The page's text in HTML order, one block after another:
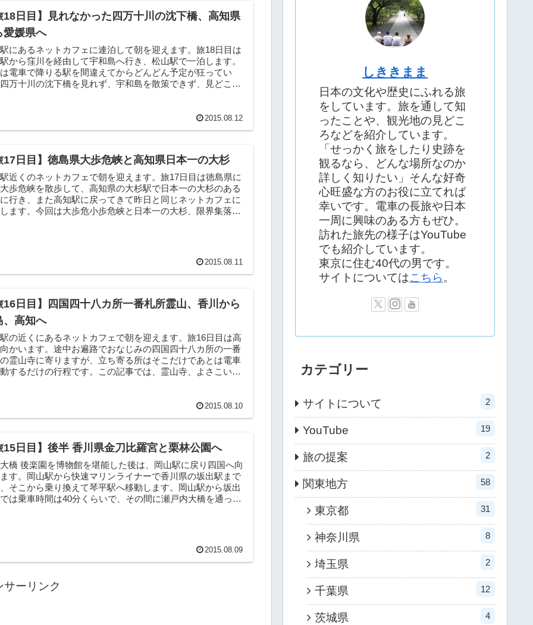
18日目】見れなかった四万十川の沈下橋、高知県
愛媛県へ
にあるネットカフェに連泊して朝を迎えます。旅18日目は
から窪川を経由して宇和島へ行き、松山駅で一泊します。
電車で降りる駅を間違えてからどんどん予定が狂ってい
万十川の沈下橋を見れず、宇和島を散策できず、見どころ
2015.08.12
17日目】徳島県大歩危峡と高知県日本一の大杉
近くのネットカフェで朝を迎えます。旅17日目は徳島県に
歩危峡を散歩して、高知県の大杉駅で日本一の大杉のある
行き、また高知駅に戻ってきて昨日と同じネットカフェに
ます。今回は大歩危小歩危峡と日本一の大杉、限界集落大
2015.08.11
16日目】四国四十八カ所一番札所霊山、香川から
、高知へ
の近くにあるネットカフェで朝を迎えます。旅16日目は高
かいます。途中お遍路でおなじみの四国四十八カ所の一番
霊山寺に寄りますが、立ち寄る所はそこだけであとは電車
するだけの行程です。この記事では、霊山寺、よさこい祭
2015.08.10
15日目】後半 香川県金刀比羅宮と栗林公園へ
橋 後楽園を博物館を堪能した後は、岡山駅に戻り四国へ向
す。岡山駅から快速マリンライナーで香川県の坂出駅まで
そこから乗り換えて琴平駅へ移動します。岡山駅から坂出
は乗車時間は40分くらいで、その間に瀬戸内大橋を通って
2015.08.09
サーリンク
しききまま
日本の文化や歴史にふれる旅
をしています。旅を通して知
ったことや、観光地の見どこ
ろなどを紹介しています。
「せっかく旅をしたり史跡を
観るなら、どんな場所なのか
詳しく知りたい」そんな好奇
心旺盛な方のお役に立てれば
幸いです。電車の長旅や日本
一周に興味のある方もぜひ。
訪れた旅先の様子はYouTube
でも紹介しています。
東京に住む40代の男です。
サイトについてはこちら 。
カテゴリー
サイトについて 2
YouTube 19
旅の提案 2
関東地方 58
東京都 31
神奈川県 8
埼玉県 2
千葉県 12
茨城県 4